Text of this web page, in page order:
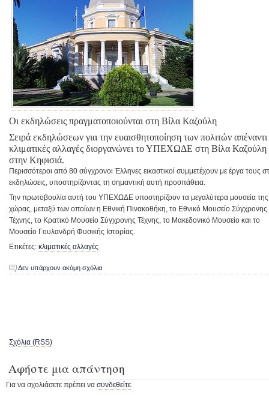
Οι εκδηλώσεις πραγματοποιούνται στη Βίλα Καζούλη
Σειρά εκδηλώσεων για την ευαισθητοποίηση των πολιτών απέναντι
κλιματικές αλλαγές διοργανώνει το ΥΠΕΧΩΔΕ στη Βίλα Καζούλη
στην Κηφισιά.
Περισσότεροι από 80 σύγχρονοι Έλληνες εικαστικοί συμμετέχουν με έργα τους
εκδηλώσεις, υποστηρίζοντας τη σημαντική αυτή προσπάθεια.
Την πρωτοβουλία αυτή του ΥΠΕΧΩΔΕ υποστηρίζουν τα μεγαλύτερα μουσεία της
χώρας, μεταξύ των οποίων η Εθνική Πινακοθήκη, το Εθνικό Μουσείο Σύγχρονης
Τέχνης, το Κρατικό Μουσείο Σύγχρονης Τέχνης, το Μακεδονικό Μουσείο και το
Μουσείο Γουλανδρή Φυσικής Ιστορίας.
Ετικέτες: κλιματικές αλλαγές
Δεν υπάρχουν ακόμη σχόλια
Σχόλια (RSS)
Αφήστε μια απάντηση
Για να σχολιάσετε πρέπει να συνδεθείτε.